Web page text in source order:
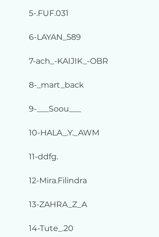
5-.FUF.031
6-LAYAN_589
7-ach_-KAIJIK_-OBR
8-_mart_back
9-___Soou___
10-HALA_.Y._AWM
11-ddfg.
12-Mira.Filindra
13-ZAHRA_Z_A
14-Tute_.20